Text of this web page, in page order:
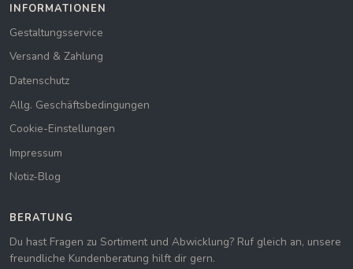
INFORMATIONEN
Gestaltungsservice
Versand & Zahlung
Datenschutz
Allg. Geschäftsbedingungen
Cookie-Einstellungen
Impressum
Notiz-Blog
BERATUNG
Du hast Fragen zu Sortiment und Abwicklung? Ruf gleich an, unsere
freundliche Kundenberatung hilft dir gern.